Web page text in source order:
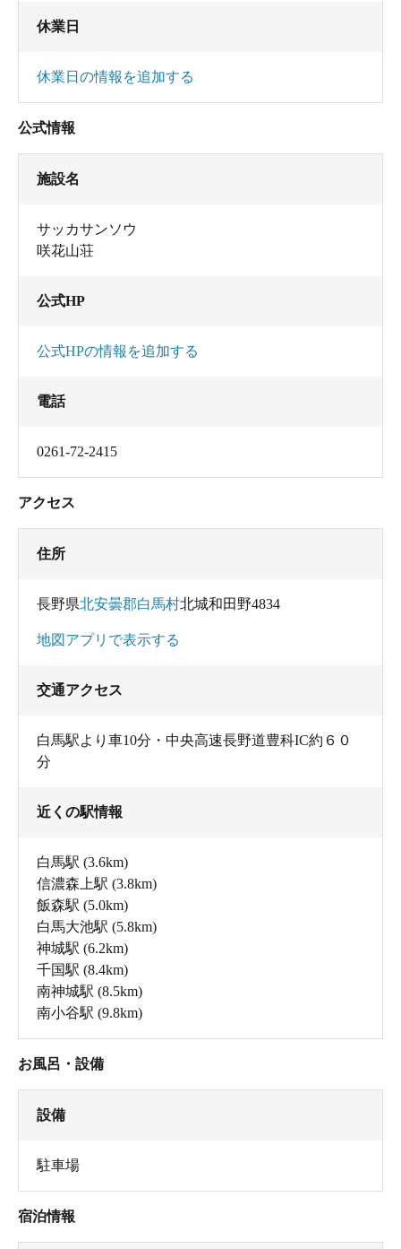
休業日
休業日の情報を追加する
公式情報
施設名
サッカサンソウ
咲花山荘
公式HP
公式HPの情報を追加する
電話
0261-72-2415
アクセス
住所
長野県北安曇郡白馬村北城和田野4834
地図アプリで表示する
交通アクセス
白馬駅より車10分・中央高速長野道豊科IC約６０
分
近くの駅情報
白馬駅 (3.6km)
信濃森上駅 (3.8km)
飯森駅 (5.0km)
白馬大池駅 (5.8km)
神城駅 (6.2km)
千国駅 (8.4km)
南神城駅 (8.5km)
南小谷駅 (9.8km)
お風呂・設備
設備
駐車場
宿泊情報